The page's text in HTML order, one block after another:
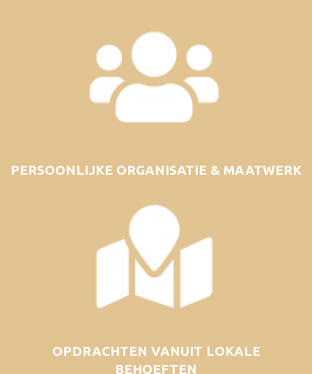
PERSOONLIJKE ORGANISATIE & MAATWERK
OPDRACHTEN VANUIT LOKALE
BEHOEFTEN